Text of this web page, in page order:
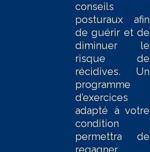
conseils
posturaux afin
de guérir et de
diminuer le
risque de
récidives. Un
programme
d’exercices
adapté à votre
condition
permettra de
regagner